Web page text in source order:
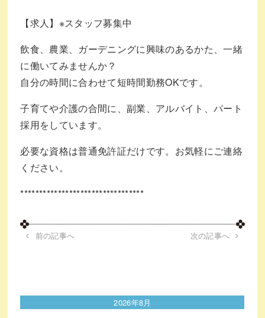
【求人】※スタッフ募集中
飲食、農業、ガーデニングに興味のあるかた、一緒
に働いてみませんか？
自分の時間に合わせて短時間勤務OKです。
子育てや介護の合間に、副業、アルバイト、パート
採用をしています。
必要な資格は普通免許証だけです。お気軽にご連絡
ください。
*********************************
前の記事へ 次の記事へ
2026年8月